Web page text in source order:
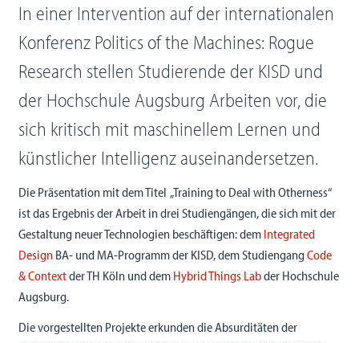
In einer Intervention auf der internationalen
Konferenz Politics of the Machines: Rogue
Research stellen Studierende der KISD und
der Hochschule Augsburg Arbeiten vor, die
sich kritisch mit maschinellem Lernen und
künstlicher Intelligenz auseinandersetzen.
Die Präsentation mit dem Titel „Training to Deal with Otherness“
ist das Ergebnis der Arbeit in drei Studiengängen, die sich mit der
Gestaltung neuer Technologien beschäftigen: dem Integrated
DesignBA- und MA-Programm der KISD, dem StudiengangCode
& Contextder TH Köln und dem Hybrid Things Labder Hochschule
Augsburg.
Die vorgestellten Projekte erkunden die Absurditäten der